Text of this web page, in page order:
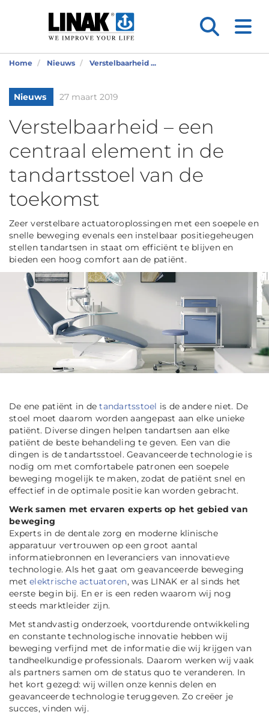
Home Nieuws Verstelbaarheid ...
Nieuws 27 maart 2019
Verstelbaarheid – een
centraal element in de
tandartsstoel van de
toekomst
Zeer verstelbare actuatoroplossingen met een soepele en
snelle beweging evenals een instelbaar positiegeheugen
stellen tandartsen in staat om efficiënt te blijven en
bieden een hoog comfort aan de patiënt.
De ene patiënt in detandartsstoel is de andere niet. De
stoel moet daarom worden aangepast aan elke unieke
patiënt. Diverse dingen helpen tandartsen aan elke
patiënt de beste behandeling te geven. Een van die
dingen is de tandartsstoel. Geavanceerde technologie is
nodig om met comfortabele patronen een soepele
beweging mogelijk te maken, zodat de patiënt snel en
effectief in de optimale positie kan worden gebracht.
Werk samen met ervaren experts op het gebied van
beweging
Experts in de dentale zorg en moderne klinische
apparatuur vertrouwen op een groot aantal
informatiebronnen en leveranciers van innovatieve
technologie. Als het gaat om geavanceerde beweging
met elektrische actuatoren, was LINAK er al sinds het
eerste begin bij. En er is een reden waarom wij nog
steeds marktleider zijn.
Met standvastig onderzoek, voortdurende ontwikkeling
en constante technologische innovatie hebben wij
beweging verfijnd met de informatie die wij krijgen van
tandheelkundige professionals. Daarom werken wij vaak
als partners samen om de status quo te veranderen. In
het kort gezegd: wij willen onze kennis delen en
geavanceerde technologie teruggeven. Zo creëer je
succes, vinden wij.